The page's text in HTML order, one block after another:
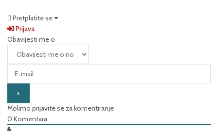
Pretplatite se
Prijava
Obavijesti me o
Molimo prijavite se za komentiranje
0 Komentara